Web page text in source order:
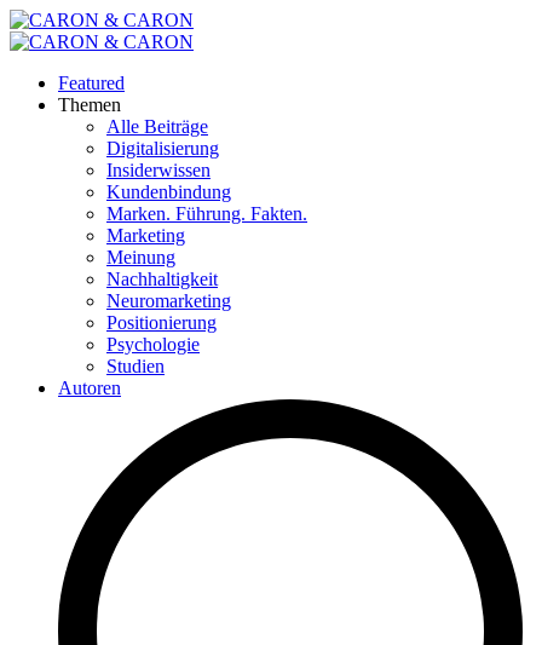
Featured
Themen
Alle Beiträge
Digitalisierung
Insiderwissen
Kundenbindung
Marken. Führung. Fakten.
Marketing
Meinung
Nachhaltigkeit
Neuromarketing
Positionierung
Psychologie
Studien
Autoren